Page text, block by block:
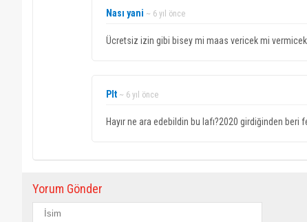
Nası yani ~ 6 yıl önce
Ücretsiz izin gibi bisey mi maas vericek mi
Plt ~ 6 yıl önce
Hayır ne ara edebildin bu lafı?2020 girdiğinden beri
Yorum Gönder